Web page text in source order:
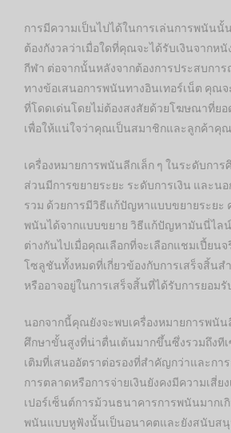
การมีความเป็นไปได้ในการเล่นการพนันนั้
ต้องกังวลว่าเมื่อใดที่คุณจะได้รับเงินจากห
กีฬา ต่อจากนั้นหลังจากต้องการประสบกา
ทางข้อเสนอการพนันทางอินเทอร์เน็ต คุณ
ที่โดดเด่นโดยไม่ต้องสงสัยด้วยโฆษณาที่ยอ
เพื่อให้แน่ใจว่าคุณเป็นสมาชิกและลูกค้าคุ
เครื่องหมายการพนันลีกเล็ก ๆ ในระดับกา
ส่วนมีการขยายระยะ ระดับการเงิน และน
รวม ด้วยการมีวิธีแก้ปัญหาแบบขยายระยะ
พนันได้จากแบบขยาย วิธีแก้ปัญหามันนี่ไล
ต่างกันไปเมื่อคุณเลือกที่จะเลือกแชมเปี้ยน
โซลูชันทั้งหมดที่เกี่ยวข้องกับการเสร็จสิ้นส
หรืออาจอยู่ในการเสร็จสิ้นที่ได้รับการยอมรั
นอกจากนี้คุณยังจะพบเครื่องหมายการพนัน
ศึกษาขั้นสูงที่น่าตื่นเต้นมากขึ้นซึ่งรวมถึงทีเ
เติมที่เสนออัตราต่อรองที่สำคัญกว่าและกา
การตลาดหรือการจ่ายเงินยังคงมีความเสี่ย
เปอร์เซ็นต์การม้วนธนาคารการพนันมากเ
พนันแบบหูฟังนั้นเป็นอนาคตและยังสนับส